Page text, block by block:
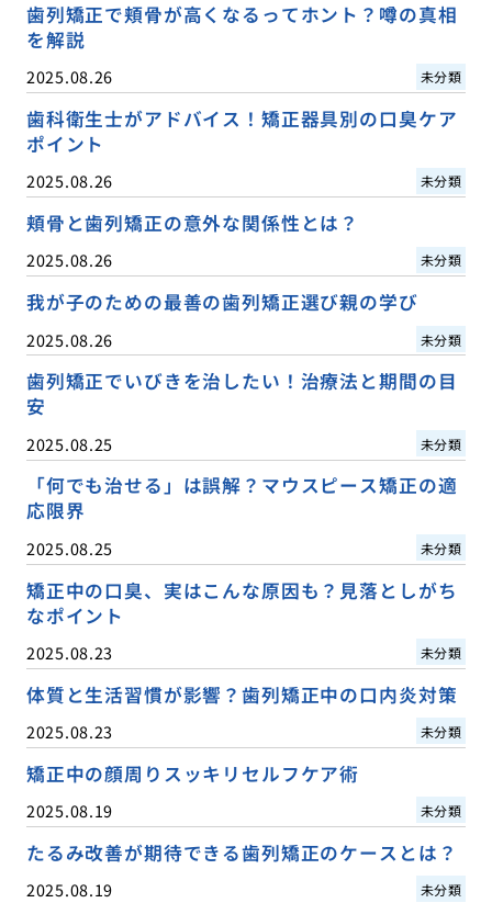
歯列矯正で頬骨が高くなるってホント？噂の真相
を解説
2025.08.26 未分類
歯科衛生士がアドバイス！矯正器具別の口臭ケア
ポイント
2025.08.26 未分類
頬骨と歯列矯正の意外な関係性とは？
2025.08.26 未分類
我が子のための最善の歯列矯正選び親の学び
2025.08.26 未分類
歯列矯正でいびきを治したい！治療法と期間の目
安
2025.08.25 未分類
「何でも治せる」は誤解？マウスピース矯正の適
応限界
2025.08.25 未分類
矯正中の口臭、実はこんな原因も？見落としがち
なポイント
2025.08.23 未分類
体質と生活習慣が影響？歯列矯正中の口内炎対策
2025.08.23 未分類
矯正中の顔周りスッキリセルフケア術
2025.08.19 未分類
たるみ改善が期待できる歯列矯正のケースとは？
2025.08.19 未分類